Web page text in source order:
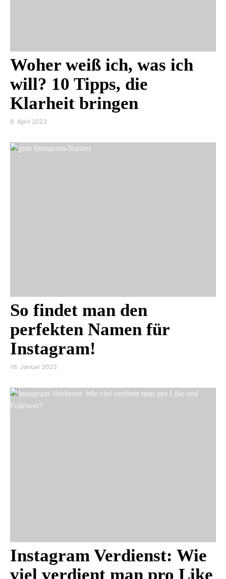
Woher weiß ich, was ich
will? 10 Tipps, die
Klarheit bringen
8. April 2023
So findet man den
perfekten Namen für
Instagram!
16. Januar 2023
Instagram Verdienst: Wie
viel verdient man pro Like